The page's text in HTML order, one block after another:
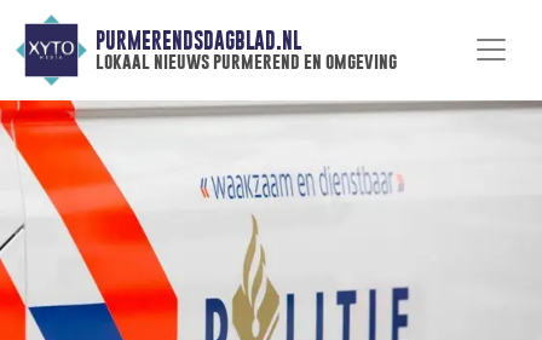
PURMERENDSDAGBLAD.NL
lokaal nieuws purmerend en omgeving